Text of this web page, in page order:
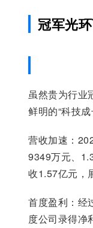
冠军光
虽然贵为行业
鲜明的“科技成
营收加速：
9349万元、
收1.57亿元，
首度盈利：经
度公司录得净